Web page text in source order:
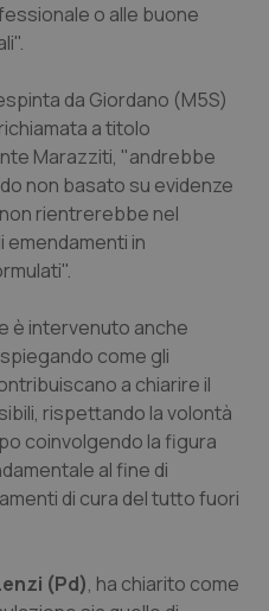
Testa Collo
o alle buone
da Giordano (M5S)
a titolo
Marazziti, "andrebbe
non basato su evidenze
rientrerebbe nel
emendamenti in
è intervenuto anche
spiegando come gli
a chiarire il
rispettando la volontà
coinvolgendo la figura
al fine di
di cura del tutto fuori
(Pd), ha chiarito come